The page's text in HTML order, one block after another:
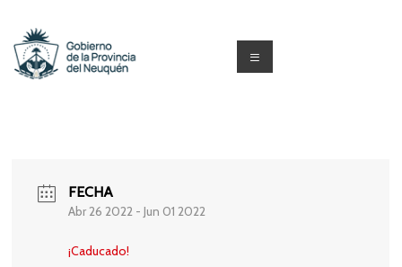
contenido
Formación
Neuquén
Menú
FECHA
Abr 26 2022 - Jun 01 2022
¡Caducado!